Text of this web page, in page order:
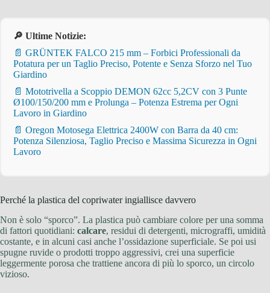
🔎 Ultime Notizie:
📄 GRÜNTEK FALCO 215 mm – Forbici Professionali da
Potatura per un Taglio Preciso, Potente e Senza Sforzo nel Tuo
Giardino
📄 Mototrivella a Scoppio DEMON 62cc 5,2CV con 3 Punte
Ø100/150/200 mm e Prolunga – Potenza Estrema per Ogni
Lavoro in Giardino
📄 Oregon Motosega Elettrica 2400W con Barra da 40 cm:
Potenza Silenziosa, Taglio Preciso e Massima Sicurezza in Ogni
Lavoro
Perché la plastica del copriwater ingiallisce davvero
Non è solo “sporco”. La plastica può cambiare colore per una somma
di fattori quotidiani: calcare, residui di detergenti, micrograffi, umidità
costante, e in alcuni casi anche l’ossidazione superficiale. Se poi usi
spugne ruvide o prodotti troppo aggressivi, crei una superficie
leggermente porosa che trattiene ancora di più lo sporco, un circolo
vizioso.